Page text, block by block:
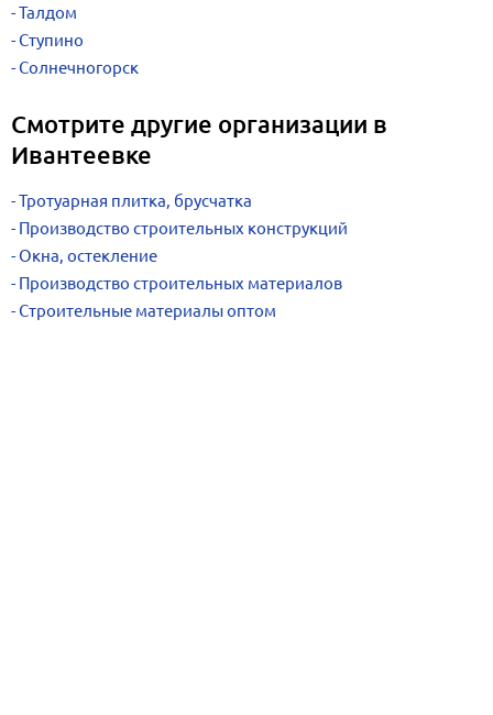
Талдом
Ступино
Солнечногорск
Смотрите другие организации в
Ивантеевке
Тротуарная плитка, брусчатка
Производство строительных конструкций
Окна, остекление
Производство строительных материалов
Строительные материалы оптом